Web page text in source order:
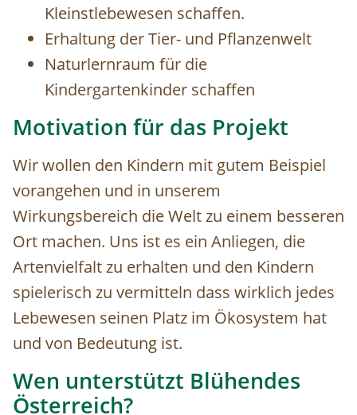
Kleinstlebewesen schaffen.
Erhaltung der Tier- und Pflanzenwelt
Naturlernraum für die
Kindergartenkinder schaffen
Motivation für das Projekt
Wir wollen den Kindern mit gutem Beispiel
vorangehen und in unserem
Wirkungsbereich die Welt zu einem besseren
Ort machen. Uns ist es ein Anliegen, die
Artenvielfalt zu erhalten und den Kindern
spielerisch zu vermitteln dass wirklich jedes
Lebewesen seinen Platz im Ökosystem hat
und von Bedeutung ist.
Wen unterstützt Blühendes
Österreich?